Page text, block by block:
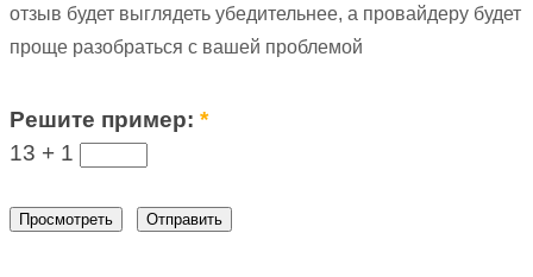
отзыв будет выглядеть убедительнее, а провайдеру будет
проще разобраться с вашей проблемой
Решите пример:*
13 + 1